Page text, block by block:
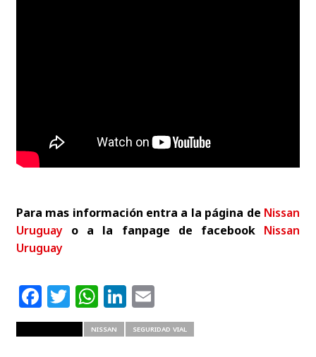
Para mas información entra a la página de Nissan
Uruguay
o a la fanpage de facebook Nissan
Uruguay
Facebook
Twitter
WhatsApp
LinkedIn
Email
NISSAN SEGURIDAD VIAL